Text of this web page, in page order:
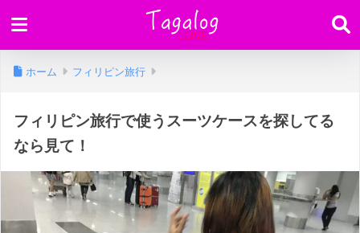
ホーム フィリピン旅行
フィリピン旅行で使うスーツケースを探してる
なら見て！